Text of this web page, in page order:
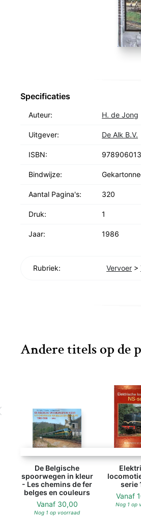
Specificaties
Auteur: H. de Jong
Uitgever: De Alk B.V.
ISBN:
Bindwijze:
Aantal Pagina's: 320
Druk: 1
Jaar: 1986
Rubriek: Vervoer >
Andere titels op de
De Belgische
spoorwegen in kleur
- Les chemins de fer
belges en couleurs
Vanaf 30,00
Nog 1 op voorraad
serie
Vanaf
Nog 1 op